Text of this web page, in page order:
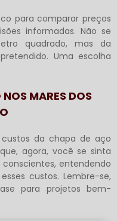
para comparar preços
informadas. Não se
quadrado, mas da
Uma escolha
MARES DOS
da chapa de aço
agora, você se sinta
entendendo
custos. Lembre-se,
para projetos bem-